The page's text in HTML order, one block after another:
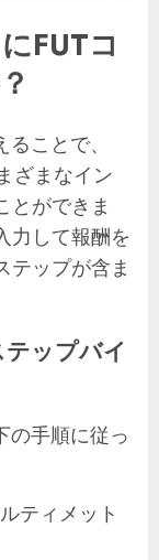
FUTコ
ことで、
ざまなイン
とができま
力して報酬を
テップが含ま
ップバイ
の手順に従っ
ティメット